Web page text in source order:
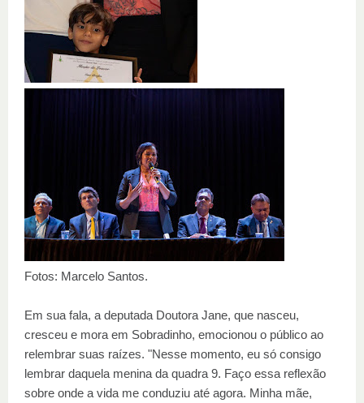
Fotos: Marcelo Santos.
Em sua fala, a deputada Doutora Jane, que nasceu,
cresceu e mora em Sobradinho, emocionou o público ao
relembrar suas raízes. "Nesse momento, eu só consigo
lembrar daquela menina da quadra 9. Faço essa reflexão
sobre onde a vida me conduziu até agora. Minha mãe,